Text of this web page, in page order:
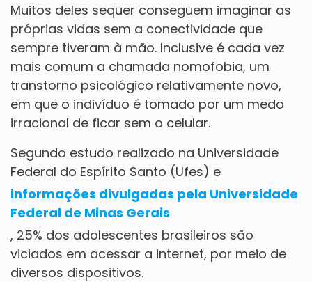
Muitos deles sequer conseguem imaginar as
próprias vidas sem a conectividade que
sempre tiveram à mão. Inclusive é cada vez
mais comum a chamada nomofobia, um
transtorno psicológico relativamente novo,
em que o indivíduo é tomado por um medo
irracional de ficar sem o celular.
Segundo estudo realizado na Universidade
Federal do Espírito Santo (Ufes) e
informações divulgadas pela Universidade
Federal de Minas Gerais
, 25% dos adolescentes brasileiros são
viciados em acessar a internet, por meio de
diversos dispositivos.